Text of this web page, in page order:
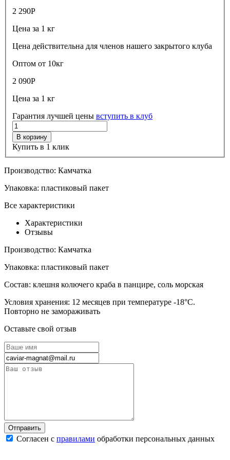
2 290Р
Цена за 1 кг
Цена действительна для членов нашего закрытого клуба
Оптом от 10кг
2 090Р
Цена за 1 кг
Гарантия лучшей цены вступить в клуб
В корзину
Купить в 1 клик
Производство: Камчатка
Упаковка: пластиковый пакет
Все характеристики
Характеристики
Отзывы
Производство: Камчатка
Упаковка: пластиковый пакет
Состав: клешня колючего краба в панцире, соль морская
Условия хранения: 12 месяцев при температуре -18°С.
Повторно не замораживать
Оставьте свой отзыв
Согласен с правилами обработки персональных данных